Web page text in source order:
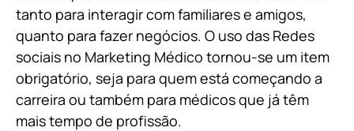
tanto para interagir com familiares e amigos,
quanto para fazer negócios. O uso das Redes
sociais no Marketing Médico tornou-se um item
obrigatório, seja para quem está começando a
carreira ou também para médicos que já têm
mais tempo de profissão.